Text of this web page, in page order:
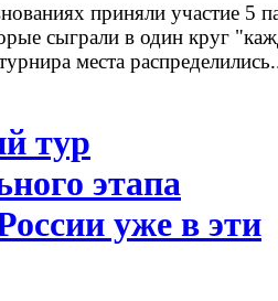
приняли участие 5
сыграли в один круг
места
тур
этапа
уже в эти